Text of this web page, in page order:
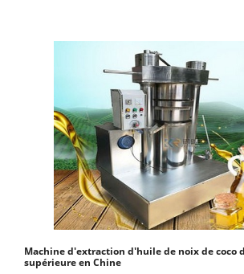
Machine d'extraction d'huile de noix de coco
supérieure en Chine